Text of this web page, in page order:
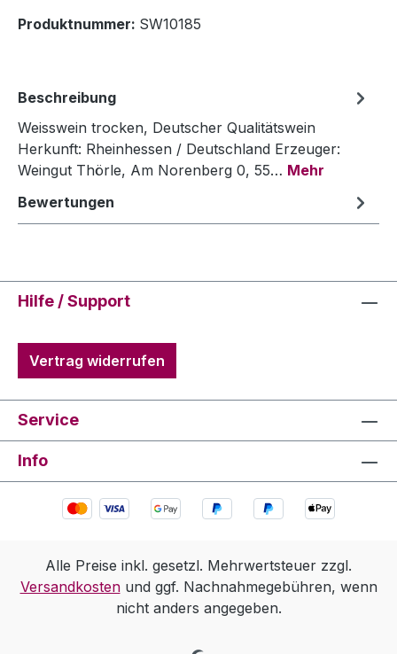
Produktnummer: SW10185
Beschreibung
Weisswein trocken, Deutscher Qualitätswein
Herkunft: Rheinhessen / Deutschland Erzeuger:
Weingut Thörle, Am Norenberg 0, 55… Mehr
Bewertungen
Hilfe / Support
Vertrag widerrufen
Service
Info
Alle Preise inkl. gesetzl. Mehrwertsteuer zzgl.
Versandkostenund ggf. Nachnahmegebühren, wenn
nicht anders angegeben.